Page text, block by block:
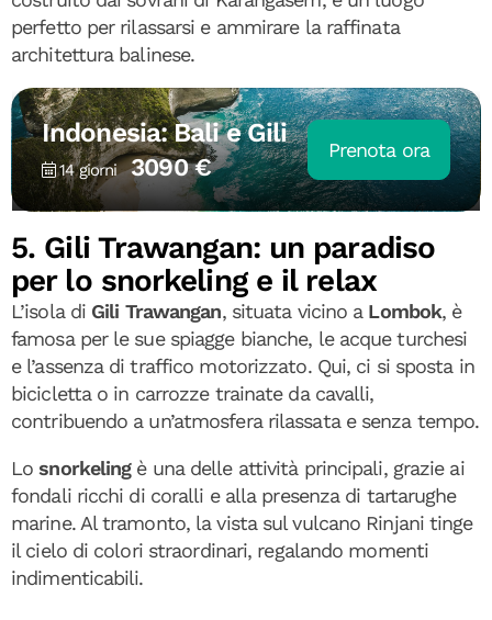
perfetto per rilassarsi e ammirare la raffinata
architettura balinese.
Indonesia: Bali e Gili
14 giorni 3090 €
Prenota ora
5. Gili Trawangan: un paradiso
per lo snorkeling e il relax
L’isola di Gili Trawangan, situata vicino a Lombok, è
famosa per le sue spiagge bianche, le acque turchesi
e l’assenza di traffico motorizzato. Qui, ci si sposta in
bicicletta o in carrozze trainate da cavalli,
contribuendo a un’atmosfera rilassata e senza tempo.
Losnorkelingè una delle attività principali, grazie ai
fondali ricchi di coralli e alla presenza di tartarughe
marine. Al tramonto, la vista sul vulcano Rinjani tinge
il cielo di colori straordinari, regalando momenti
indimenticabili.